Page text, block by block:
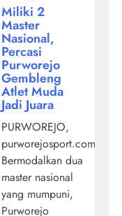
Miliki 2
Master
Nasional,
Percasi
Purworejo
Gembleng
Atlet Muda
Jadi Juara
PURWOREJO,
purworejosport.com,
Bermodalkan dua
master nasional
yang mumpuni,
Purworejo